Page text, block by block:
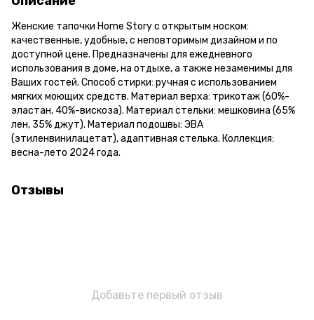
Женские тапочки Home Story с открытым носком:
качественные, удобные, с неповторимым дизайном и по
доступной цене. Предназначены для ежедневного
использования в доме, на отдыхе, а также незаменимы для
Ваших гостей. Способ стирки: ручная с использованием
мягких моющих средств. Материал верха: трикотаж (60%-
эластан, 40%-вискоза). Материал стельки: мешковина (65%
лен, 35% джут). Материал подошвы: ЭВА
(этиленвинилацетат), адаптивная стелька. Коллекция:
весна-лето 2024 года.
Отзывы
Добавьте первый отзыв